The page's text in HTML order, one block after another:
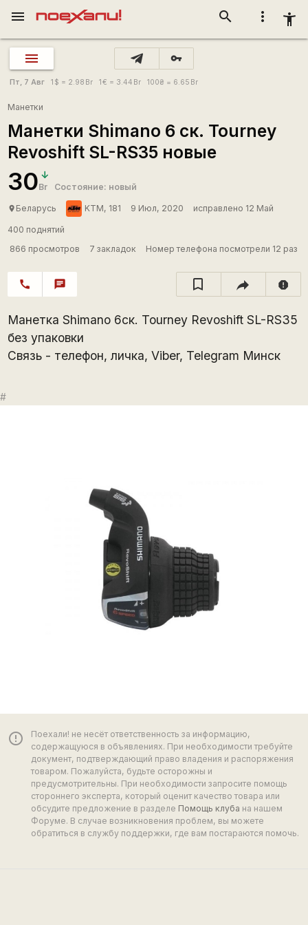
more_vert accessibility_new
search
menu
vpn_key
Пт, 7 Авг 1 $ = 2.98 Br 1€ = 3.44 Br 100₴ = 6.65 Br
Манетки
Манетки Shimano 6 ск. Tourney
Revoshift SL-RS35 новые
30Br Состояние: новый
place Беларусь KTM, 181 9 Июл, 2020 исправлено 12 Май
400 поднятий
866 просмотров
7 закладок Номер телефона посмотрели 12 раз
call chat report
Манетка Shimano 6ск. Tourney Revoshift SL-RS35
без упаковки
Связь - телефон, личка, Viber, Telegram Минск
#
error_outline
Поехали! не несёт ответственность за информацию,
содержащуюся в объявлениях. При необходимости требуйте
документ, подтверждающий право владения и распоряжения
товаром. Пожалуйста, будьте осторожны и
предусмотрительны. При необходимости запросите помощь
стороннего эксперта, который оценит качество товара или
обсудите предложение в разделе Помощь клуба на нашем
Форуме. В случае возникновения проблем, вы можете
обратиться в службу поддержки, где вам постараются помочь.